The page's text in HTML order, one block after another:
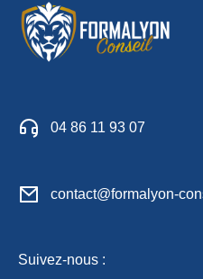
04 86 11 93 07
contact@formalyon-
Suivez-nous :